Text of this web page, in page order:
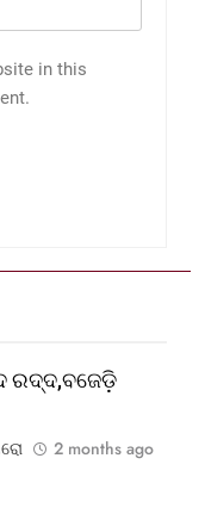
in this
ରଦ୍ଦ,ବଜେଡ଼ି
2 months ago